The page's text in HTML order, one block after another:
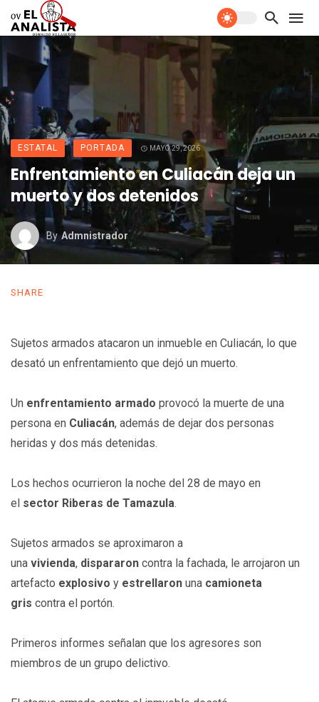
ESTATAL PORTADA MAYO 29, 2026
Enfrentamiento en Culiacán deja un
muerto y dos detenidos
By Admnistrador
SHARE
Sujetos armados atacaron un inmueble en Culiacán, lo que
desató un enfrentamiento que dejó un muerto.
Un enfrentamiento armado provocó la muerte de una
persona en Culiacán, además de dejar dos personas
heridas y dos más detenidas.
Los hechos ocurrieron la noche del 28 de mayo en
el sector Riberas de Tamazula.
Sujetos armados se aproximaron a
una vivienda, dispararon contra la fachada, le arrojaron un
artefacto explosivo y estrellaron una camioneta
gris contra el portón.
Primeros informes señalan que los agresores son
miembros de un grupo delictivo.